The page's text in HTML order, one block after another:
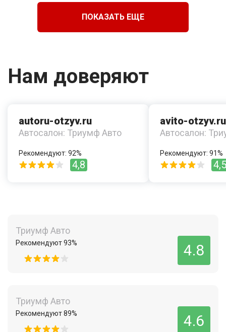
ПОКАЗАТЬ ЕЩЕ
Нам доверяют
autoru-otzyv.ru
Автосалон: Триумф Авто
Рекомендуют: 92%
4,8
avito-otzyv.ru
Автосалон:
Рекомендуют: 91%
4,5
Триумф Авто
Рекомендуют 93% 4.8
Триумф Авто
Рекомендуют 89% 4.6